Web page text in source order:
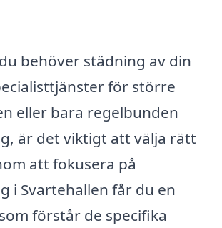
behöver städning av din
för större
eller bara regelbunden
är det viktigt att välja rätt
att fokusera på
i Svartehallen får du en
förstår de specifika